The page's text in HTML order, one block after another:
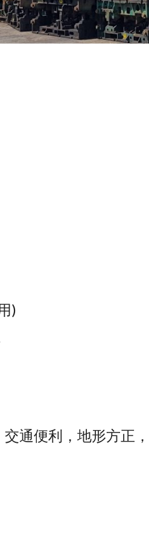
)
通便利，地形方正，